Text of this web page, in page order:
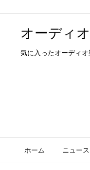
オーディ
気に入ったオーディオ
ホーム ニュース